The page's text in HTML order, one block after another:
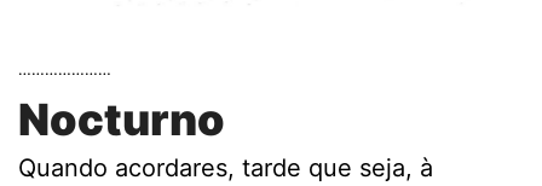
…………………
Nocturno
Quando acordares, tarde que seja, à